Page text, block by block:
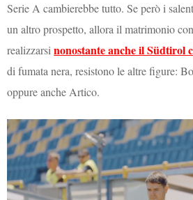
Serie A cambierebbe tutto. Se però i
un altro prospetto, allora il matrimonio
realizzarsinonostante anche il Südtirol
di fumata nera, resistono le altre figure:
oppure anche Artico.